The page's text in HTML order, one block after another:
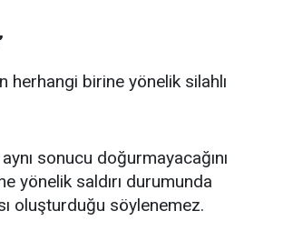
herhangi birine yönelik silahlı
sonucu doğurmayacağını
yönelik saldırı durumunda
oluşturduğu söylenemez.